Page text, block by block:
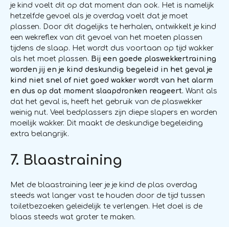
je kind voelt dit op dat moment dan ook. Het is namelijk
hetzelfde gevoel als je overdag voelt dat je moet
plassen. Door dit dagelijks te herhalen, ontwikkelt je kind
een wekreflex van dit gevoel van het moeten plassen
tijdens de slaap. Het wordt dus voortaan op tijd wakker
als het moet plassen. Bij een goede plaswekkertraining
worden jij en je kind deskundig begeleid in het geval je
kind niet snel of niet goed wakker wordt van het alarm
en dus op dat moment slaapdronken reageert. Want als
dat het geval is, heeft het gebruik van de plaswekker
weinig nut. Veel bedplassers zijn diepe slapers en worden
moeilijk wakker. Dit maakt de deskundige begeleiding
extra belangrijk.
7. Blaastraining
Met de blaastraining leer je je kind de plas overdag
steeds wat langer vast te houden door de tijd tussen
toiletbezoeken geleidelijk te verlengen. Het doel is de
blaas steeds wat groter te maken.